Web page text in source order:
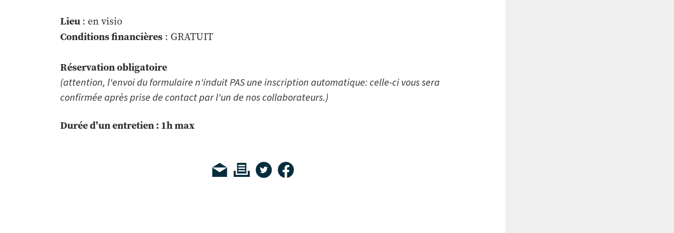
Lieu: en visio
Conditions financières : GRATUIT
Réservation obligatoire
(attention, l'envoi du formulaire n'induit PAS une inscription automatique: celle-ci vous sera
confirmée après prise de contact par l'un de nos collaborateurs.)
Durée d'un entretien : 1h max